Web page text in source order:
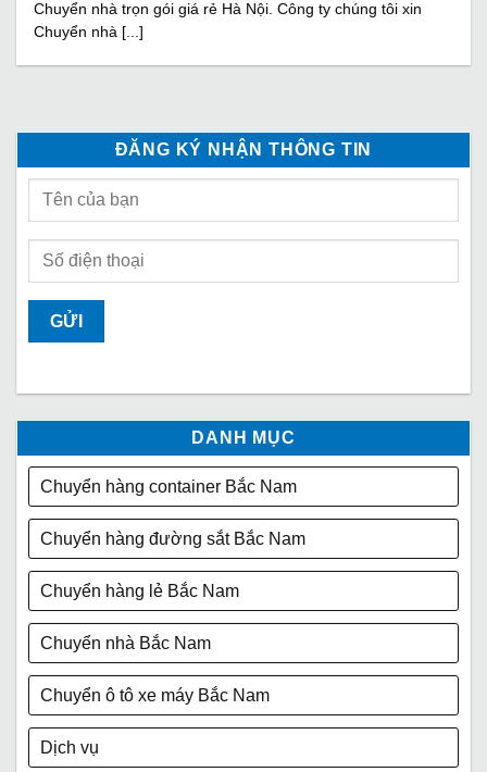
Chuyển nhà trọn gói giá rẻ Hà Nội. Công ty chúng tôi xin
Chuyển nhà [...]
ĐĂNG KÝ NHẬN THÔNG TIN
DANH MỤC
Chuyển hàng container Bắc Nam
Chuyển hàng đường sắt Bắc Nam
Chuyển hàng lẻ Bắc Nam
Chuyển nhà Bắc Nam
Chuyển ô tô xe máy Bắc Nam
Dịch vụ